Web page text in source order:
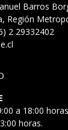
Barros
Región
2 29332402
a 18:00
horas.